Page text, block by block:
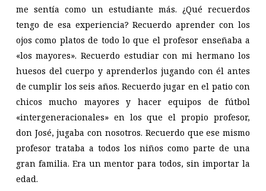
me sentía como un estudiante más. ¿Qué recuerdos
tengo de esa experiencia? Recuerdo aprender con los
ojos como platos de todo lo que el profesor enseñaba a
«los mayores». Recuerdo estudiar con mi hermano los
huesos del cuerpo y aprenderlos jugando con él antes
de cumplir los seis años. Recuerdo jugar en el patio con
chicos mucho mayores y hacer equipos de fútbol
«intergeneracionales» en los que el propio profesor,
don José, jugaba con nosotros. Recuerdo que ese mismo
profesor trataba a todos los niños como parte de una
gran familia. Era un mentor para todos, sin importar la
edad.